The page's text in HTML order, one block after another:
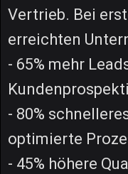
Vertrieb. Bei
erreichten
- 65% mehr
- 80%
optimierte
- 45% höhere